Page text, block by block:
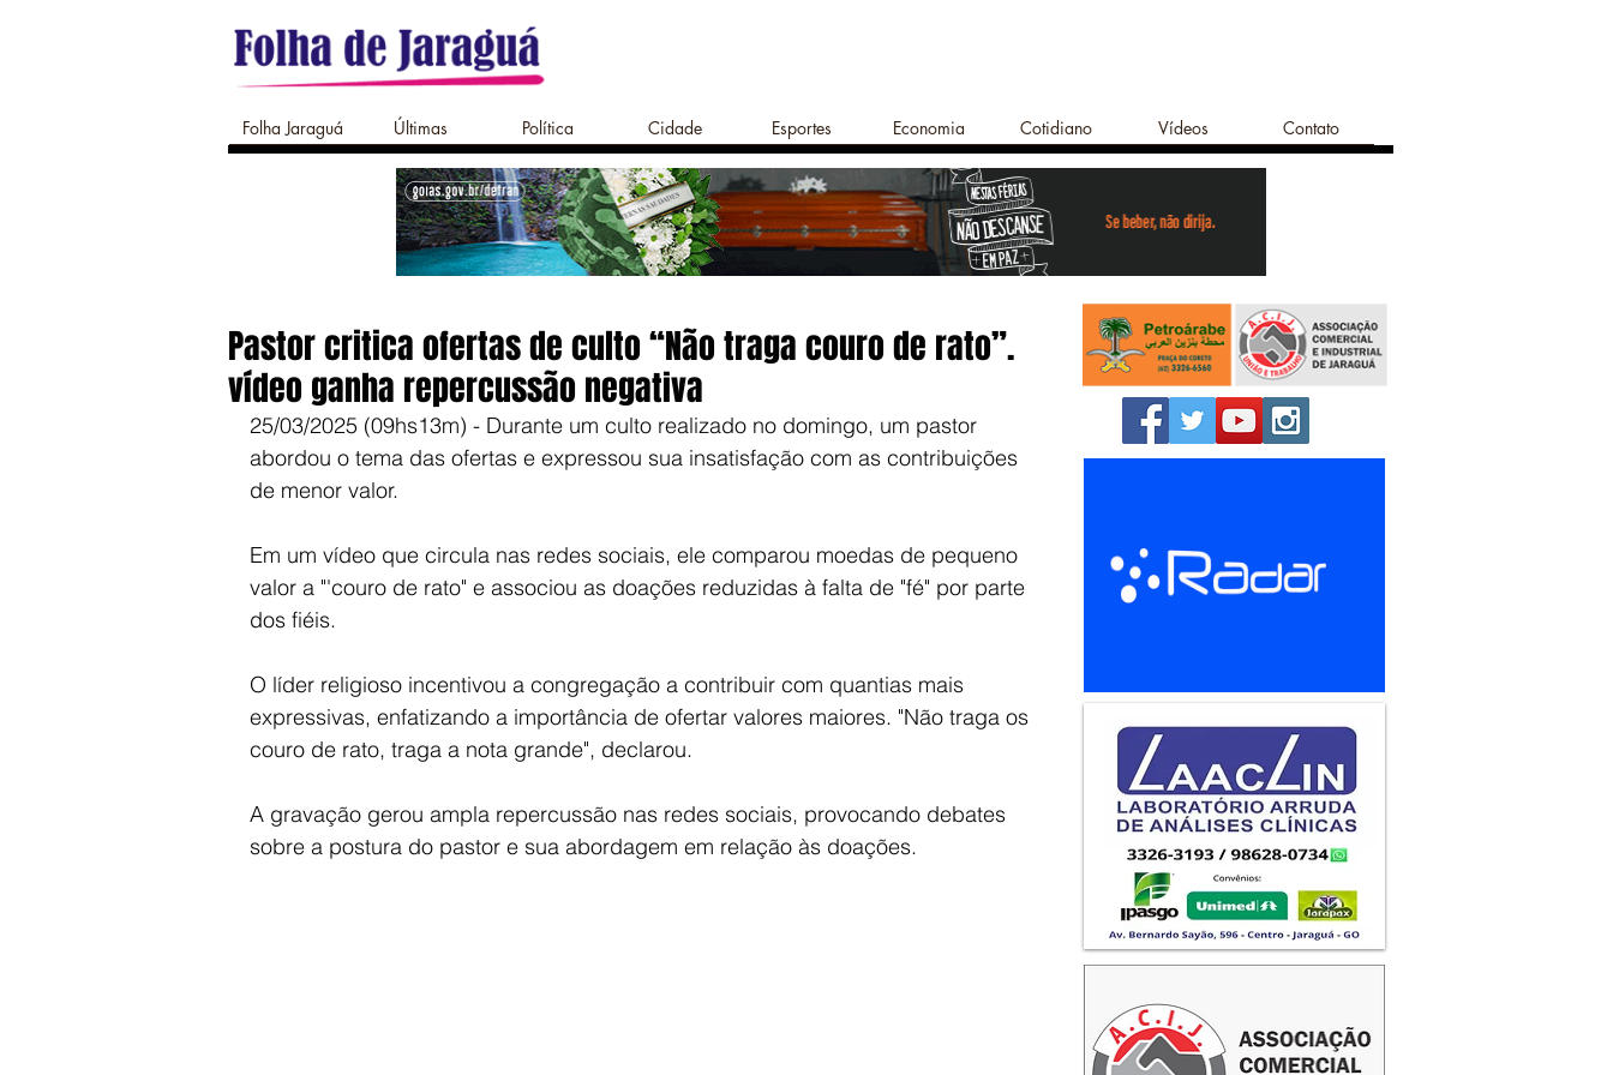
Folha Jaraguá Últimas Política Cidade Esportes Economia Cotidiano Vídeos Contato
Pastor critica ofertas de culto “Não traga couro de rato”.
vídeo ganha repercussão negativa
25/03/2025 (09hs13m) - Durante um culto realizado no domingo, um pastor
abordou o tema das ofertas e expressou sua insatisfação com as contribuições
de menor valor.
Em um vídeo que circula nas redes sociais, ele comparou moedas de pequeno
valor a "'couro de rato" e associou as doações reduzidas à falta de "fé" por parte
dos fiéis.
O líder religioso incentivou a congregação a contribuir com quantias mais
expressivas, enfatizando a importância de ofertar valores maiores. "Não traga os
couro de rato, traga a nota grande", declarou.
A gravação gerou ampla repercussão nas redes sociais, provocando debates
sobre a postura do pastor e sua abordagem em relação às doações.